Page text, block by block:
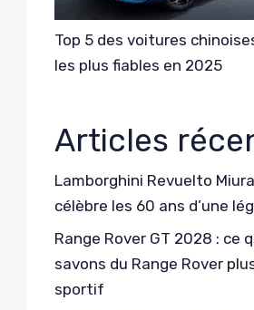
Top 5 des voitures
les plus fiables en 2025
Articles
Lamborghini Revuelto
célèbre les 60 ans d’une
Range Rover GT 2028 : ce
savons du Range Rover
sportif